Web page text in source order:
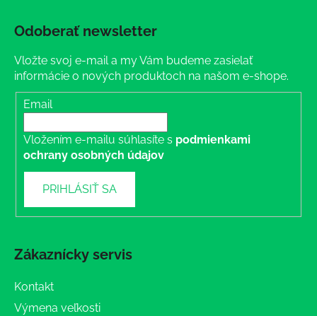
Odoberať newsletter
Vložte svoj e-mail a my Vám budeme zasielať
informácie o nových produktoch na našom e-shope.
Email
Vložením e-mailu súhlasíte s podmienkami
ochrany osobných údajov
PRIHLÁSIŤ SA
Zákaznícky servis
Kontakt
Výmena veľkosti